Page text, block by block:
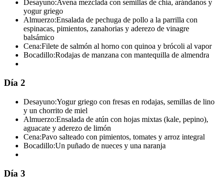
Desayuno:Avena mezclada con semillas de chía, arándanos y
yogur griego
Almuerzo:Ensalada de pechuga de pollo a la parrilla con
espinacas, pimientos, zanahorias y aderezo de vinagre
balsámico
Cena:Filete de salmón al horno con quinoa y brócoli al vapor
Bocadillo:Rodajas de manzana con mantequilla de almendra
Día 2
Desayuno:Yogur griego con fresas en rodajas, semillas de lino
y un chorrito de miel
Almuerzo:Ensalada de atún con hojas mixtas (kale, pepino),
aguacate y aderezo de limón
Cena:Pavo salteado con pimientos, tomates y arroz integral
Bocadillo:Un puñado de nueces y una naranja
Día 3